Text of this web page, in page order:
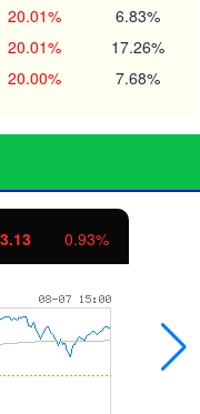
20.01% 6.83%
20.01% 17.26%
20.00% 7.68%
0.93%